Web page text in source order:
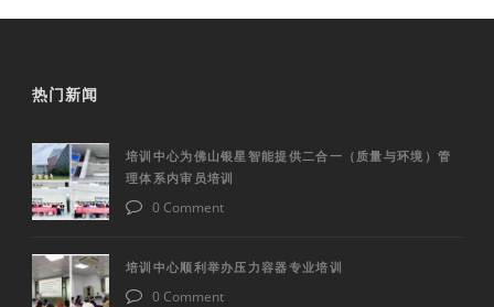
热门新闻
培训中心为佛山银星智能提供二合一（质量与环境）管
理体系内审员培训
0 Comment
培训中心顺利举办压力容器专业培训
0 Comment